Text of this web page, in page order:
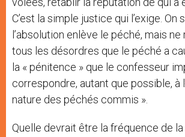
C’est la simple justice qui l’exige. On
l’absolution enlève le péché, mais
tous les désordres que le péché a
la « pénitence » que le confesseur
correspondre, autant que possible, à
nature des péchés commis ».
Quelle devrait être la fréquence de